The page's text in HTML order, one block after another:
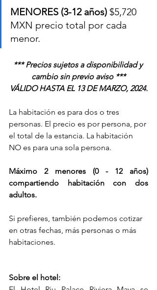
MENORES (3-12 años) $5,720
MXN precio total por cada
menor.
*** Precios sujetos a disponibilidad y
cambio sin previo aviso ***
VÁLIDO HASTA EL 13 DE MARZO, 2024.
La habitación es para dos o tres
personas. El precio es por persona, por
el total de la estancia. La habitación
NO es para una sola persona.
Máximo 2 menores (0 - 12 años)
compartiendo habitación con dos
adultos.
Si prefieres, también podemos cotizar
en otras fechas, más personas o más
habitaciones.
Sobre el hotel: